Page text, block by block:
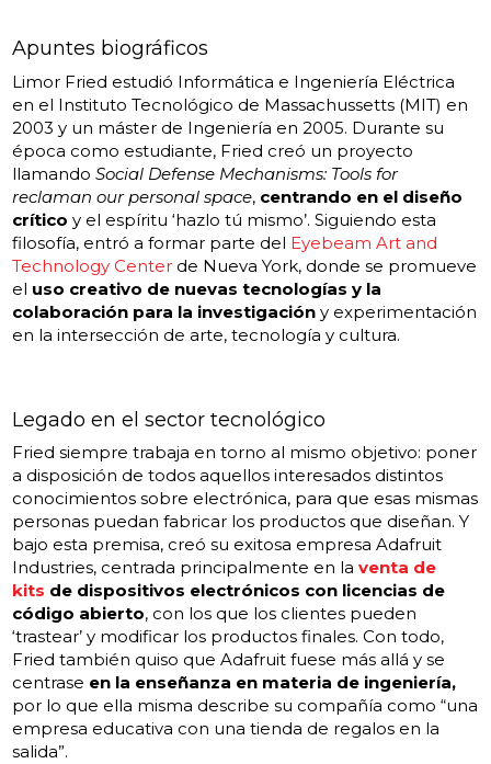
Apuntes biográficos
Limor Fried estudió Informática e Ingeniería Eléctrica
en el Instituto Tecnológico de Massachussetts (MIT) en
2003 y un máster de Ingeniería en 2005. Durante su
época como estudiante, Fried creó un proyecto
llamandoSocial Defense Mechanisms: Tools for
reclaman our personal space, centrando en el diseño
crítico y el espíritu ‘hazlo tú mismo’. Siguiendo esta
filosofía, entró a formar parte del Eyebeam Art and
Technology Center de Nueva York, donde se promueve
el uso creativo de nuevas tecnologías y la
colaboración para la investigación y experimentación
en la intersección de arte, tecnología y cultura.
Legado en el sector tecnológico
Fried siempre trabaja en torno al mismo objetivo: poner
a disposición de todos aquellos interesados distintos
conocimientos sobre electrónica, para que esas mismas
personas puedan fabricar los productos que diseñan. Y
bajo esta premisa, creó su exitosa empresa Adafruit
Industries, centrada principalmente en laventa de
kits de dispositivos electrónicos con licencias de
código abierto, con los que los clientes pueden
‘trastear’ y modificar los productos finales. Con todo,
Fried también quiso que Adafruit fuese más allá y se
centrase en la enseñanza en materia de ingeniería,
por lo que ella misma describe su compañía como “una
empresa educativa con una tienda de regalos en la
salida”.